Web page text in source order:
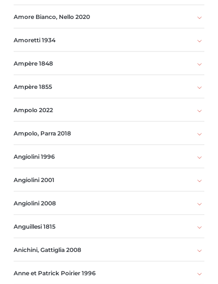
Amore Bianco, Nello 2020
Amoretti 1934
Ampère 1848
Ampère 1855
Ampolo 2022
Ampolo, Parra 2018
Angiolini 1996
Angiolini 2001
Angiolini 2008
Anguillesi 1815
Anichini, Gattiglia 2008
Anne et Patrick Poirier 1996